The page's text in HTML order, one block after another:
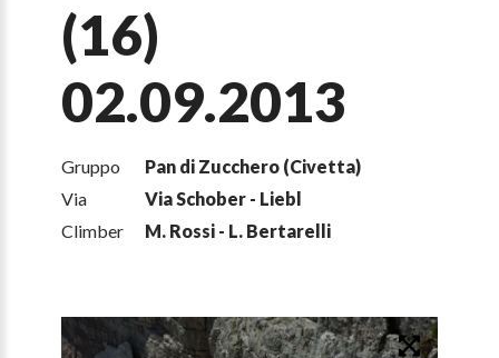
(16)
02.09.2013
Gruppo
Pan di Zucchero (Civetta)
Via
Via Schober - Liebl
Climber
M. Rossi - L. Bertarelli